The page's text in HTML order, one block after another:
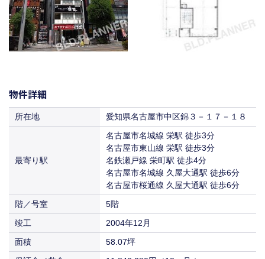
物件詳細
所在地 愛知県名古屋市中区錦３－１７－１８
最寄り駅
名古屋市名城線 栄駅 徒歩3分
名古屋市東山線 栄駅 徒歩3分
名鉄瀬戸線 栄町駅 徒歩4分
名古屋市名城線 久屋大通駅 徒歩6分
名古屋市桜通線 久屋大通駅 徒歩6分
階／号室
5階
竣工
2004年12月
面積
58.07坪